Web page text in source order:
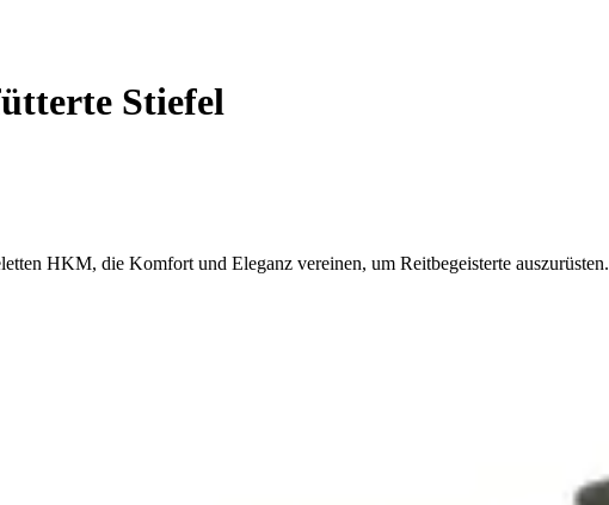
Stiefel
HKM, die Komfort und Eleganz vereinen, um Reitbegeisterte auszurüsten.